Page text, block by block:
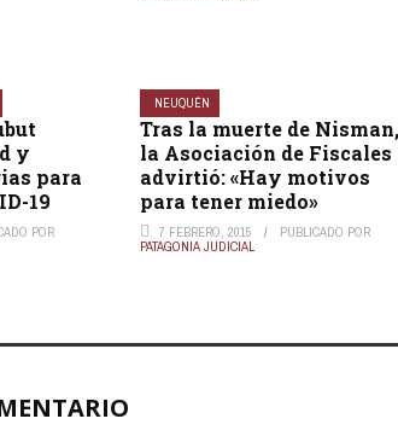
y
para
19
POR
NEUQUÉN
Tras la muerte de Nisman,
la Asociación de Fiscales
advirtió: «Hay motivos
para tener miedo»
7 FEBRERO, 2015
PUBLICADO POR
PATAGONIA JUDICIAL